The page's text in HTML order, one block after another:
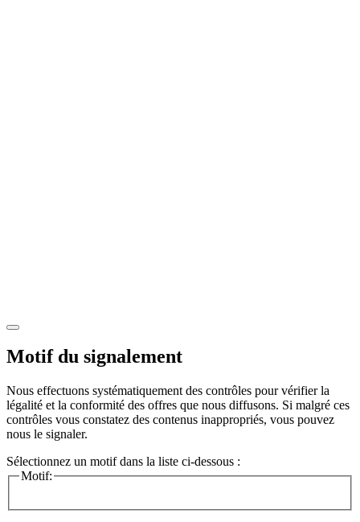
Motif du signalement
Nous effectuons systématiquement des contrôles pour vérifier la
légalité et la conformité des offres que nous diffusons. Si malgré ces
contrôles vous constatez des contenus inappropriés, vous pouvez
nous le signaler.
Sélectionnez un motif dans la liste ci-dessous :
Motif: